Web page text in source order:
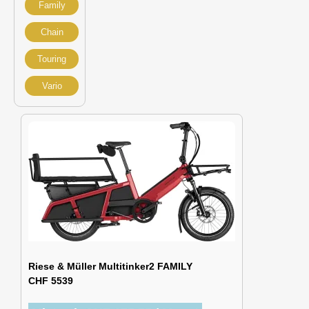
Family
Chain
Touring
Vario
Riese & Müller Multitinker2 FAMILY
CHF 5539